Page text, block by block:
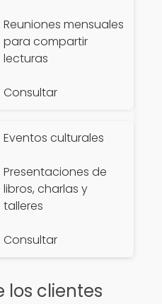
Reuniones mensuales
para compartir
lecturas
Consultar
Eventos culturales
Presentaciones de
libros, charlas y
talleres
Consultar
los clientes